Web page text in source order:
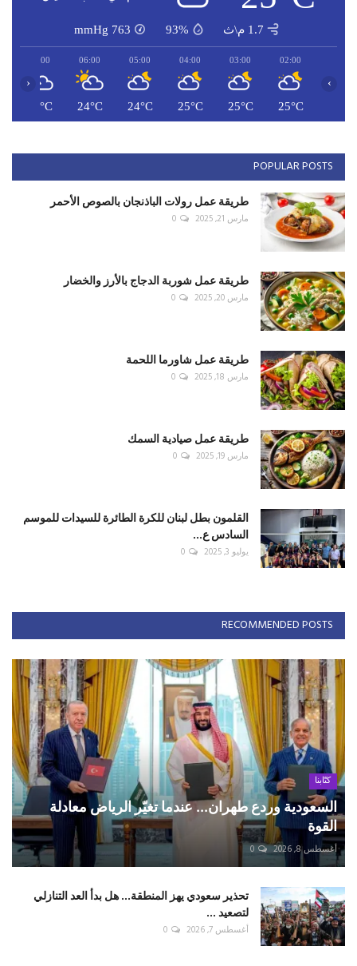
1.7 م\ث 93%
763
mmHg
02:00
25°C
03:00
25°C
04:00
25°C
05:00
24°C
06:00
24°C
07:00
24°C
‹ ›
POPULAR POSTS
طريقة عمل رولات الباذنجان بالصوص الأحمر
مارس 21, 2025 0
طريقة عمل شوربة الدجاج بالأرز والخضار
مارس 20, 2025 0
طريقة عمل شاورما اللحمة
مارس 18, 2025 0
طريقة عمل صيادية السمك
مارس 19, 2025 0
القلمون بطل لبنان للكرة الطائرة للسيدات للموسم
السادس ع...
يوليو 3, 2025 0
RECOMMENDED POSTS
كتّابنا
السعودية وردع طهران... عندما تغيّر الرياض معادلة
القوة
أغسطس 8, 2026 0
تحذير سعودي يهز المنطقة... هل بدأ العد التنازلي
لتصعيد ...
أغسطس 7, 2026 0